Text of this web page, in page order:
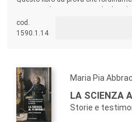
amministrazioni e cittadini,
consolidati in oltre duecento anni
cod.
1590.1.14
Maria Pia
LA SCIENZA
Storie e